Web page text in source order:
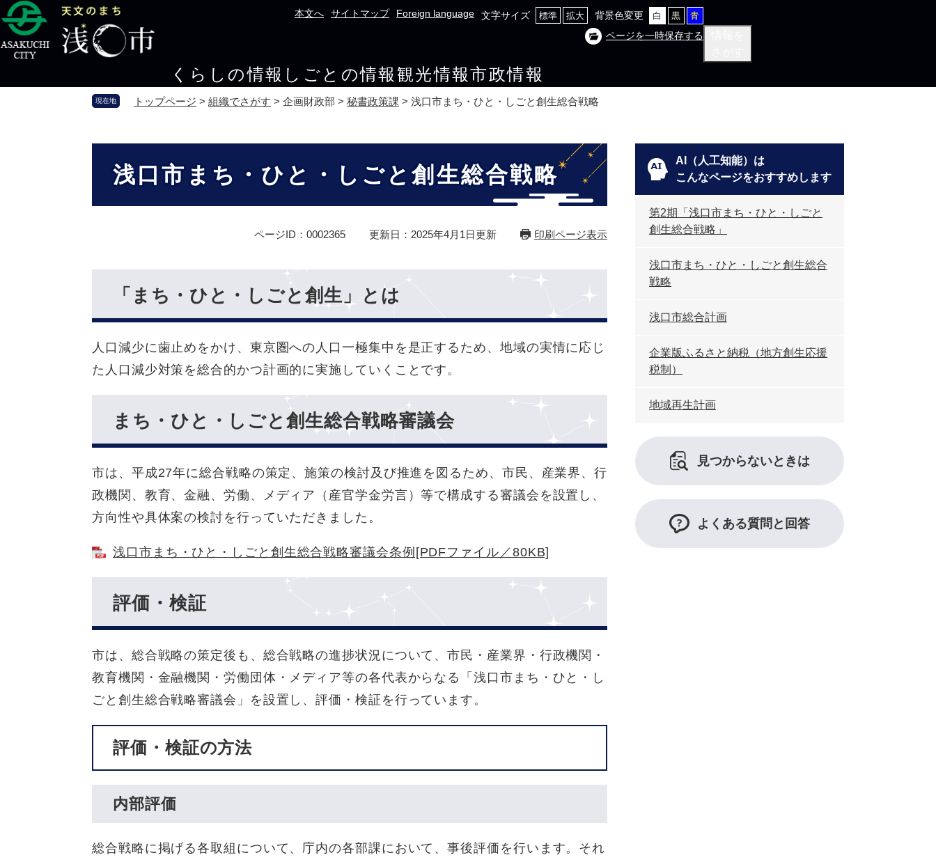
ペ
ー
ジ
メ
ニ
ュ
本文へ サイトマップ Foreign language 文字サイズ 標準 拡大 背景色変更 白 黒 青
ページを一時保存する
くらしの情報 しごとの情報観光情報市政情報
現在地 トップページ > 組織でさがす > 企画財政部 > 秘書政策課 > 浅口市まち・ひと・しごと創生総合戦略
浅口市まち・ひと・しごと創生総合戦略
ページID：0002365 更新日：2025年4月1日更新 印刷ページ表示
「まち・ひと・しごと創生」とは
人口減少に歯止めをかけ、東京圏への人口一極集中を是正するため、地域の実情に応じ
た人口減少対策を総合的かつ計画的に実施していくことです。
まち・ひと・しごと創生総合戦略審議会
市は、平成27年に総合戦略の策定、施策の検討及び推進を図るため、市民、産業界、行
政機関、教育、金融、労働、メディア（産官学金労言）等で構成する審議会を設置し、
方向性や具体案の検討を行っていただきました。
浅口市まち・ひと・しごと創生総合戦略審議会条例[PDFファイル／80KB]
評価・検証
市は、総合戦略の策定後も、総合戦略の進捗状況について、市民・産業界・行政機関・
教育機関・金融機関・労働団体・メディア等の各代表からなる「浅口市まち・ひと・し
ごと創生総合戦略審議会」を設置し、評価・検証を行っています。
評価・検証の方法
内部評価
総合戦略に掲げる各取組について、庁内の各部課において、事後評価を行います。それ
AI（人工知能）は
こんなページをおすすめします
第2期「浅口市まち・ひと・しごと
創生総合戦略」
浅口市まち・ひと・しごと創生総合
戦略
浅口市総合計画
企業版ふるさと納税（地方創生応援
税制）
地域再生計画
見つからないときは
よくある質問と回答